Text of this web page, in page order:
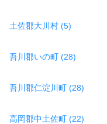
土佐郡大川村 (5)
吾川郡いの町 (28)
吾川郡仁淀川町 (28)
高岡郡中土佐町 (22)